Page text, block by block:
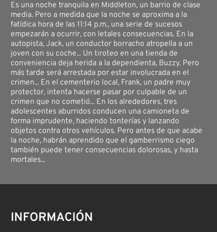
Es una noche tranquila en Middleton, un barrio de clase
media. Pero a medida que la noche se aproxima a la
fatídica hora de las 11:14 p.m., una serie de sucesos
empezarán a ocurrir, con letales consecuencias. En la
autopista, Jack, un conductor borracho atropella a un
joven con su coche... Un tiroteo en una tienda de
conveniencia deja herida a la dependienta, Buzzy. Pero
más tarde será arrestada por estar involucrada en el
crimen... En el cementerio local, Frank, un padre muy
protector, intenta hacerse pasar por culpable de un
crimen que no cometió... En los alrededores, tres
adolescentes aburridos conducen una camioneta de
forma imprudente, haciendo tonterías y lanzando
objetos contra otros vehículos. Pero antes de que acabe
la noche, habrán aprendido que el gamberrismo ciego
también puede tener consecuencias dolorosas, y hasta
mortales...
INFORMACIÓN